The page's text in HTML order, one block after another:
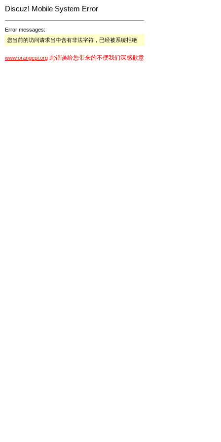
Discuz! Mobile System Error
Error messages:
您当前的访问请求当中含有非法字符，已经被系统拒绝
www.orangepi.org 此错误给您带来的不便我们深感歉意